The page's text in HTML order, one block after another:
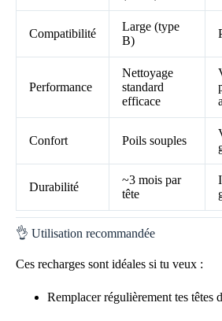
Compatibilité
Large (type
B)
Performance
Nettoyage
standard
efficace
Confort Poils souples
Durabilité
~3 mois par
tête
👌 Utilisation recommandée
Ces recharges sont idéales si tu veux :
Remplacer régulièrement tes têtes